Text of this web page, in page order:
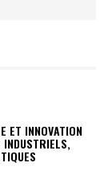
ET INNOVATION
INDUSTRIELS,